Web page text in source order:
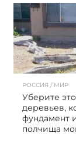
РОССИЯ / МИР
Уберите
деревьев,
фундамент
полчища